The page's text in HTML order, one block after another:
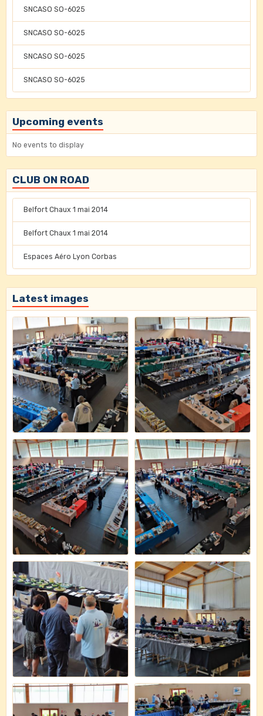
SNCASO SO-6025
SNCASO SO-6025
SNCASO SO-6025
SNCASO SO-6025
Upcoming events
No events to display
CLUB ON ROAD
Belfort Chaux 1 mai 2014
Belfort Chaux 1 mai 2014
Espaces Aéro Lyon Corbas
Latest images